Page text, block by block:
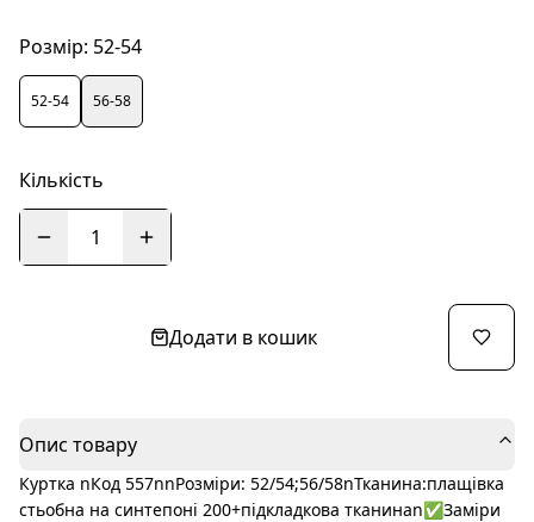
Розмір: 52-54
52-54 56-58
Кількість
1
Додати в кошик
Опис товару
Куртка nКод 557nnРозміри: 52/54;56/58nТканина:плащівка
стьобна на синтепоні 200+підкладкова тканинаn✅Заміри